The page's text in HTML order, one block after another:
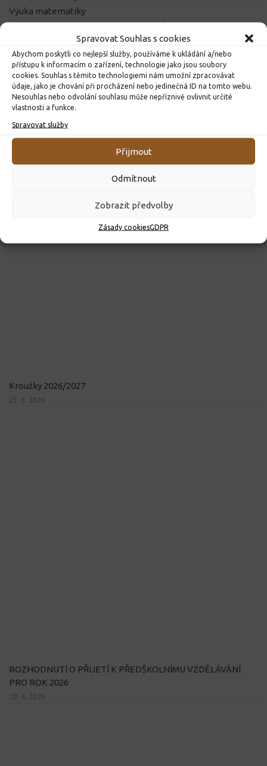
Spravovat Souhlas s cookies
Abychom poskytli co nejlepší služby, používáme k ukládání a/nebo
přístupu k informacím o zařízení, technologie jako jsou soubory
cookies. Souhlas s těmito technologiemi nám umožní zpracovávat
údaje, jako je chování při procházení nebo jedinečná ID na tomto webu.
Nesouhlas nebo odvolání souhlasu může nepříznivě ovlivnit určité
vlastnosti a funkce.
Spravovat služby
Přijmout
Odmítnout
Zobrazit předvolby
Zásady cookiesGDPR
Výuka matematiky
Pedagogicko-psychologická poradna Ústí nad Orlicí
DALŠÍ INFORMACE
DŮLEŽITÉ
Kroužky 2026/2027
23. 6. 2026
ROZHODNUTÍ O PŘIJETÍ K PŘEDŠKOLNÍMU VZDĚLÁVÁNÍ
PRO ROK 2026
10. 4. 2026